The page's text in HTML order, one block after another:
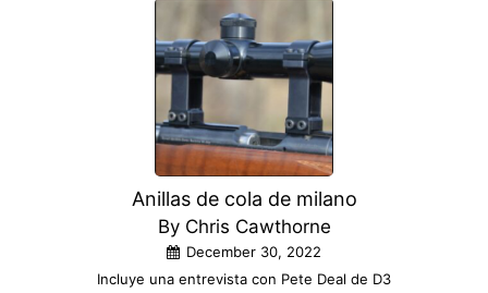
Anillas de cola de milano
By Chris Cawthorne
December 30, 2022
Incluye una entrevista con Pete Deal de D3